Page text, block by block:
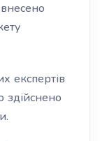
експертів
здійснено